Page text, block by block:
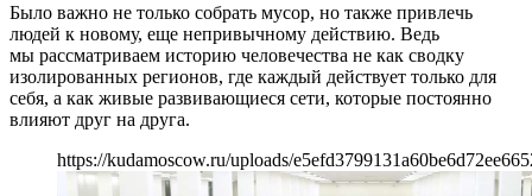
Было важно не только собрать мусор, но также привлечь
людей к новому, еще непривычному действию. Ведь
мы рассматриваем историю человечества не как сводку
изолированных регионов, где каждый действует только для
себя, а как живые развивающиеся сети, которые постоянно
влияют друг на друга.
https://kudamoscow.ru/uploads/